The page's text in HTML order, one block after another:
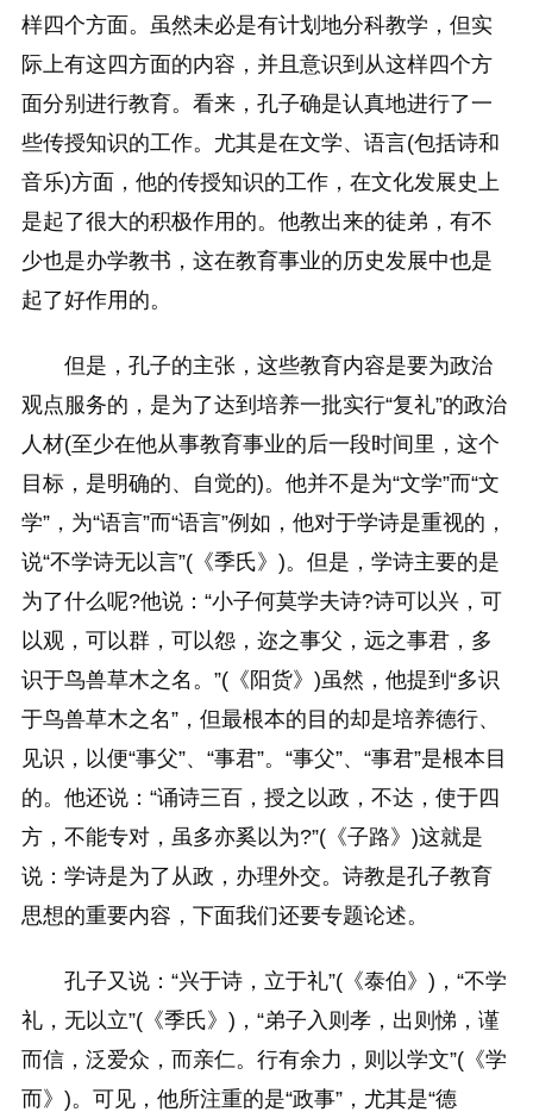
样四个方面。虽然未必是有计划地分科教学，但实
际上有这四方面的内容，并且意识到从这样四个方
面分别进行教育。看来，孔子确是认真地进行了一
些传授知识的工作。尤其是在文学、语言(包括诗和
音乐)方面，他的传授知识的工作，在文化发展史上
是起了很大的积极作用的。他教出来的徒弟，有不
少也是办学教书，这在教育事业的历史发展中也是
起了好作用的。
但是，孔子的主张，这些教育内容是要为政治
观点服务的，是为了达到培养一批实行“复礼”的政治
人材(至少在他从事教育事业的后一段时间里，这个
目标，是明确的、自觉的)。他并不是为“文学”而“文
学”，为“语言”而“语言”例如，他对于学诗是重视的，
说“不学诗无以言”(《季氏》)。但是，学诗主要的是
为了什么呢?他说：“小子何莫学夫诗?诗可以兴，可
以观，可以群，可以怨，迩之事父，远之事君，多
识于鸟兽草木之名。”(《阳货》)虽然，他提到“多识
于鸟兽草木之名”，但最根本的目的却是培养德行、
见识，以便“事父”、“事君”。“事父”、“事君”是根本目
的。他还说：“诵诗三百，授之以政，不达，使于四
方，不能专对，虽多亦奚以为?”(《子路》)这就是
说：学诗是为了从政，办理外交。诗教是孔子教育
思想的重要内容，下面我们还要专题论述。
孔子又说：“兴于诗，立于礼”(《泰伯》)，“不学
礼，无以立”(《季氏》)，“弟子入则孝，出则悌，谨
而信，泛爱众，而亲仁。行有余力，则以学文”(《学
而》)。可见，他所注重的是“政事”，尤其是“德